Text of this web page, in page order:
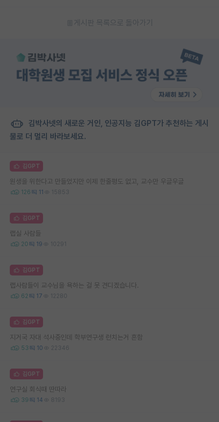
게시판 목록으로 돌아가기
김박사넷의 새로운 거인, 인공지능 김GPT가 추천하는 게시
물로 더 멀리 바라보세요.
김GPT
원생을 위한다고 만들었지만 이제 한줄평도 없고, 교수만 우글우글
126 11 15853
김GPT
랩실 사람들
20 19 10291
김GPT
랩사람들이 교수님을 욕하는 걸 못 견디겠습니다.
62 17 12280
김GPT
지거국 자대 석사중인데 학부연구생 런치는거 흔함
53 10 22346
김GPT
연구실 회식때 딴따라
39 14 8193